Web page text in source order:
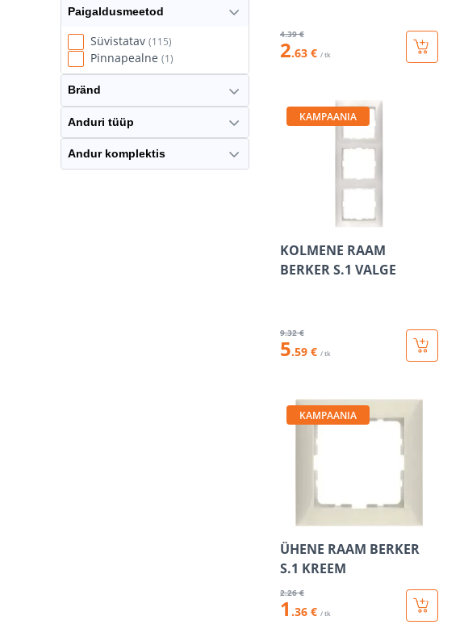
4.39 €
2.63 € / tk
KAMPAANIA
KOLMENE RAAM
BERKER S.1 VALGE
9.32 €
5.59 € / tk
KAMPAANIA
ÜHENE RAAM BERKER
S.1 KREEM
2.26 €
1 .36 € / tk
Paigaldusmeetod
Süvistatav (115)
Pinnapealne (1)
Bränd
Anduri tüüp
Andur komplektis